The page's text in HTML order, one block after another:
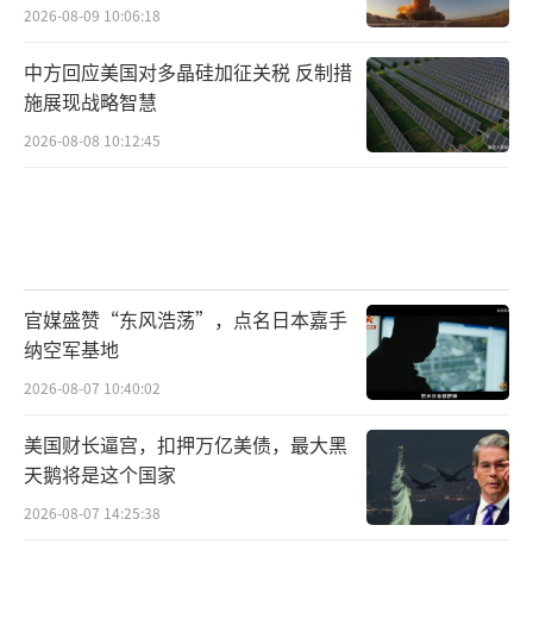
2026-08-09 10:06:18
中方回应美国对多晶硅加征关税 反制措
施展现战略智慧
2026-08-08 10:12:45
官媒盛赞“东风浩荡”，点名日本嘉手
纳空军基地
2026-08-07 10:40:02
美国财长逼宫，扣押万亿美债，最大黑
天鹅将是这个国家
2026-08-07 14:25:38